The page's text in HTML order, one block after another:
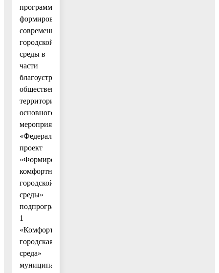
программ
формирования
современной
городской
среды в
части
благоустройства
общественных
территорий»
основного
мероприятия
«Федеральный
проект
«Формирование
комфортной
городской
среды»
подпрограммы
1
«Комфортная
городская
среда»
муниципальной